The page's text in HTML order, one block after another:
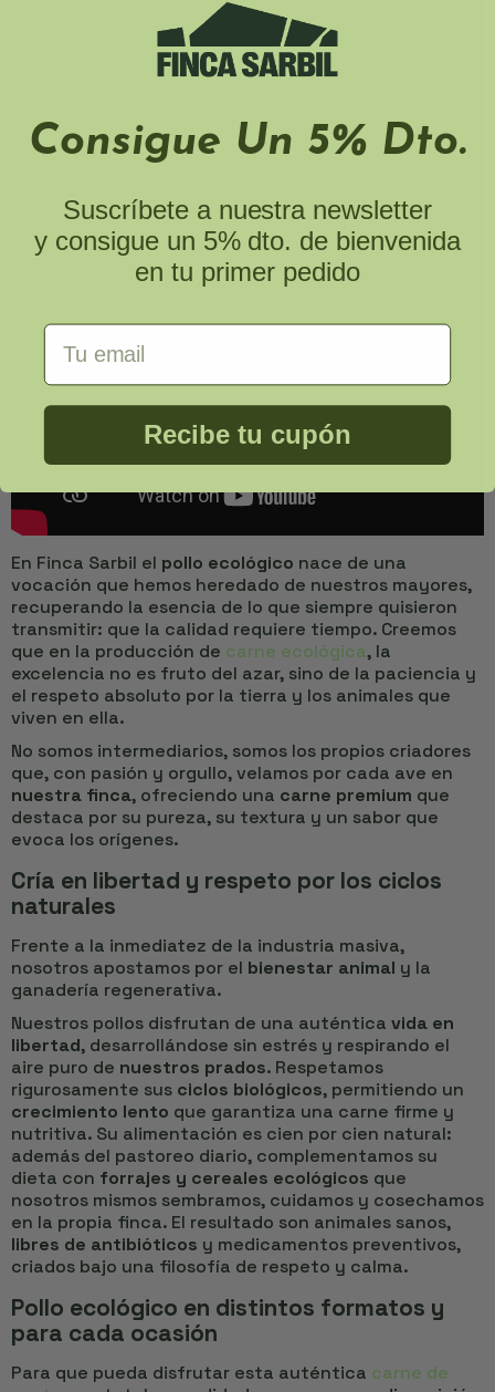
En Finca Sarbil el pollo ecológico nace de una
vocación que hemos heredado de nuestros mayores,
recuperando la esencia de lo que siempre quisieron
transmitir: que la calidad requiere tiempo. Creemos
que en la producción de carne ecológica, la
excelencia no es fruto del azar, sino de la paciencia y
el respeto absoluto por la tierra y los animales que
viven en ella.
No somos intermediarios, somos los propios criadores
que, con pasión y orgullo, velamos por cada ave en
nuestra finca, ofreciendo una carne premium que
destaca por su pureza, su textura y un sabor que
evoca los orígenes.
Cría en libertad y respeto por los ciclos
naturales
Frente a la inmediatez de la industria masiva,
nosotros apostamos por el bienestar animal y la
ganadería regenerativa.
Nuestros pollos disfrutan de una auténtica vida en
libertad, desarrollándose sin estrés y respirando el
aire puro de nuestros prados. Respetamos
rigurosamente sus ciclos biológicos, permitiendo un
crecimiento lento que garantiza una carne firme y
nutritiva. Su alimentación es cien por cien natural:
además del pastoreo diario, complementamos su
dieta con forrajes y cereales ecológicos que
nosotros mismos sembramos, cuidamos y cosechamos
en la propia finca. El resultado son animales sanos,
libres de antibióticos y medicamentos preventivos,
criados bajo una filosofía de respeto y calma.
Pollo ecológico en distintos formatos y
para cada ocasión
Para que pueda disfrutar esta auténtica carne de
Consigue Un 5% Dto.
Suscríbete a nuestra newsletter
y consigue un 5% dto. de bienvenida
en tu primer pedido
Email Address
Recibe tu cupón